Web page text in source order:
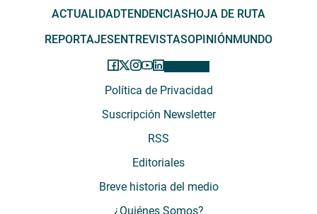
ACTUALIDADTENDENCIASHOJA DE RUTA
REPORTAJESENTREVISTASOPINIÓNMUNDO
Política de Privacidad
Suscripción Newsletter
RSS
Editoriales
Breve historia del medio
¿Quiénes Somos?